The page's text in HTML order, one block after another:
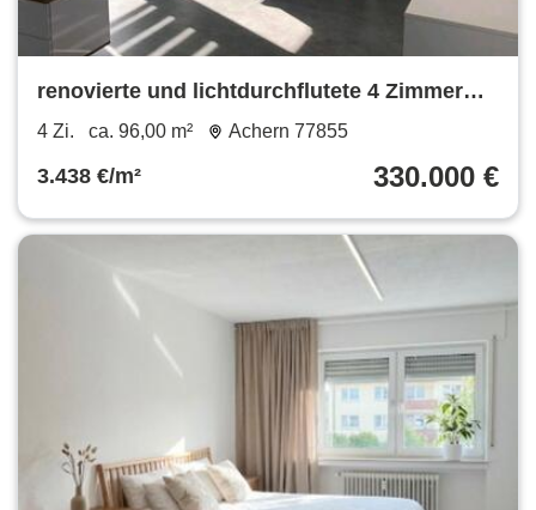
renovierte und lichtdurchflutete 4 Zimmer
Wohnung in Achern
4 Zi. ca. 96,00 m² Achern 77855
3.438 €/m² 330.000 €